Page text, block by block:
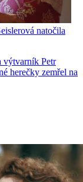
natočila
výtvarník Petr
herečky zemřel na